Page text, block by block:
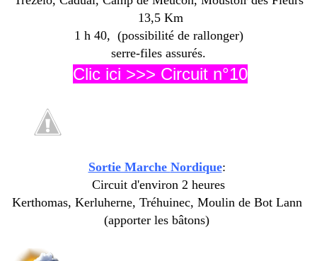
13,5 Km
1 h 40, (possibilité de rallonger)
serre-files assurés.
Clic ici >>> Circuit n°10
Sortie Marche Nordique:
Circuit d'environ 2 heures
Kerthomas, Kerluherne, Tréhuinec, Moulin de Bot Lann
(apporter les bâtons)